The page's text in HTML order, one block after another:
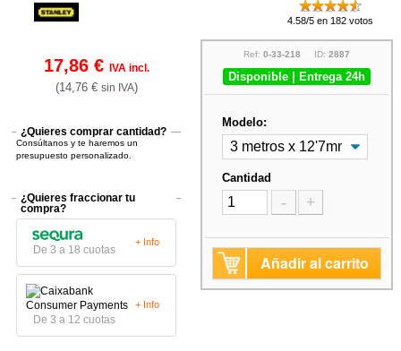
4.58/5 en 182 votos
17,86 € IVA incl.
(14,76 € sin IVA)
¿Quieres comprar cantidad?
Consúltanos y te haremos un
presupuesto personalizado.
¿Quieres fraccionar tu
compra?
De 3 a 18 cuotas
+ Info
De 3 a 12 cuotas
+ Info
Ref: 0-33-218 ID: 2887
Disponible | Entrega 24h
Modelo:
Cantidad
- +
Añadir al carrito